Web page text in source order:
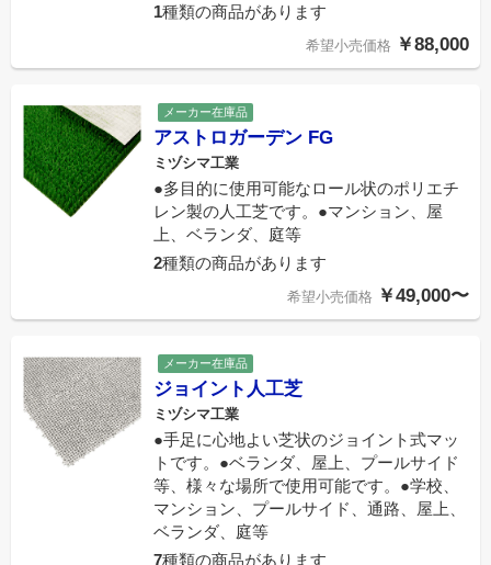
1種類の商品があります
希望小売価格 ￥88,000
メーカー在庫品
アストロガーデン FG
ミヅシマ工業
●多目的に使用可能なロール状のポリエチ
レン製の人工芝です。●マンション、屋
上、ベランダ、庭等
2種類の商品があります
希望小売価格 ￥49,000〜
メーカー在庫品
ジョイント人工芝
ミヅシマ工業
●手足に心地よい芝状のジョイント式マッ
トです。●ベランダ、屋上、プールサイド
等、様々な場所で使用可能です。●学校、
マンション、プールサイド、通路、屋上、
ベランダ、庭等
7種類の商品があります